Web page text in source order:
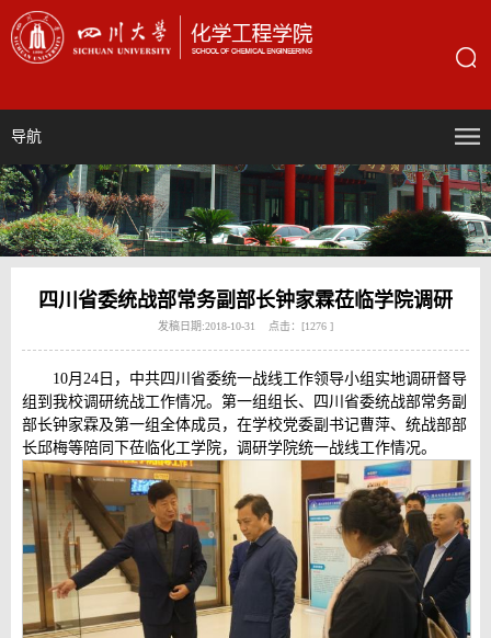
导航
四川省委统战部常务副部长钟家霖莅临学院调研
发稿日期:2018-10-31 点击：[1276 ]
10月24日，中共四川省委统一战线工作领导小组实地调研督导
组到我校调研统战工作情况。第一组组长、四川省委统战部常务副
部长钟家霖及第一组全体成员，在学校党委副书记曹萍、统战部部
长邱梅等陪同下莅临化工学院，调研学院统一战线工作情况。